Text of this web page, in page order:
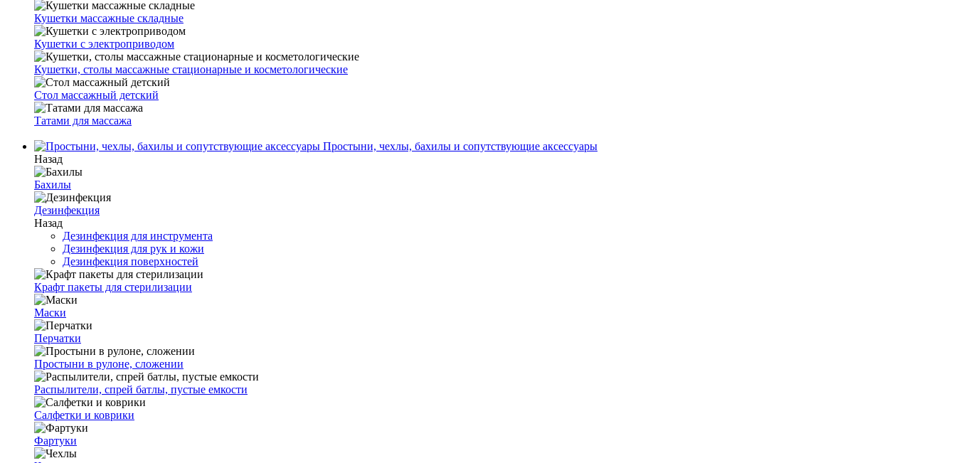
Кушетки массажные складные
Кушетки с электроприводом
Кушетки, столы массажные стационарные и косметологические
Стол массажный детский
Татами для массажа
Простыни, чехлы, бахилы и сопутствующие аксессуары
Назад
Бахилы
Дезинфекция
Назад
Дезинфекция для инструмента
Дезинфекция для рук и кожи
Дезинфекция поверхностей
Крафт пакеты для стерилизации
Маски
Перчатки
Простыни в рулоне, сложении
Распылители, спрей батлы, пустые емкости
Салфетки и коврики
Фартуки